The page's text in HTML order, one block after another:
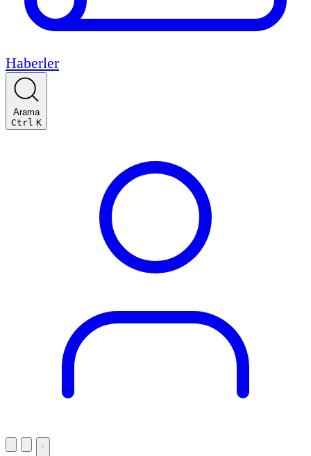
Haberler
Arama
Ctrl K